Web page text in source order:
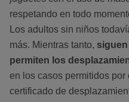
respetando en todo
Los adultos sin niños
más. Mientras tanto,
permiten los
en los casos permitidos por
certificado de